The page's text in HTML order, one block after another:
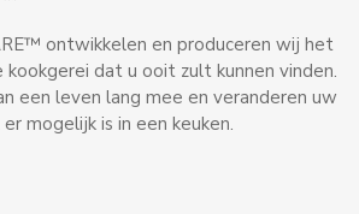
ontwikkelen en produceren wij het
dat u ooit zult kunnen vinden.
een leven lang mee en veranderen uw
mogelijk is in een keuken.